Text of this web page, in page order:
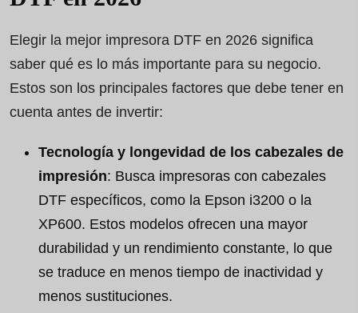
Elegir la mejor impresora DTF en 2026 significa
saber qué es lo más importante para su negocio.
Estos son los principales factores que debe tener en
cuenta antes de invertir:
Tecnología y longevidad de los cabezales de
impresión: Busca impresoras con cabezales
DTF específicos, como la Epson i3200 o la
XP600. Estos modelos ofrecen una mayor
durabilidad y un rendimiento constante, lo que
se traduce en menos tiempo de inactividad y
menos sustituciones.